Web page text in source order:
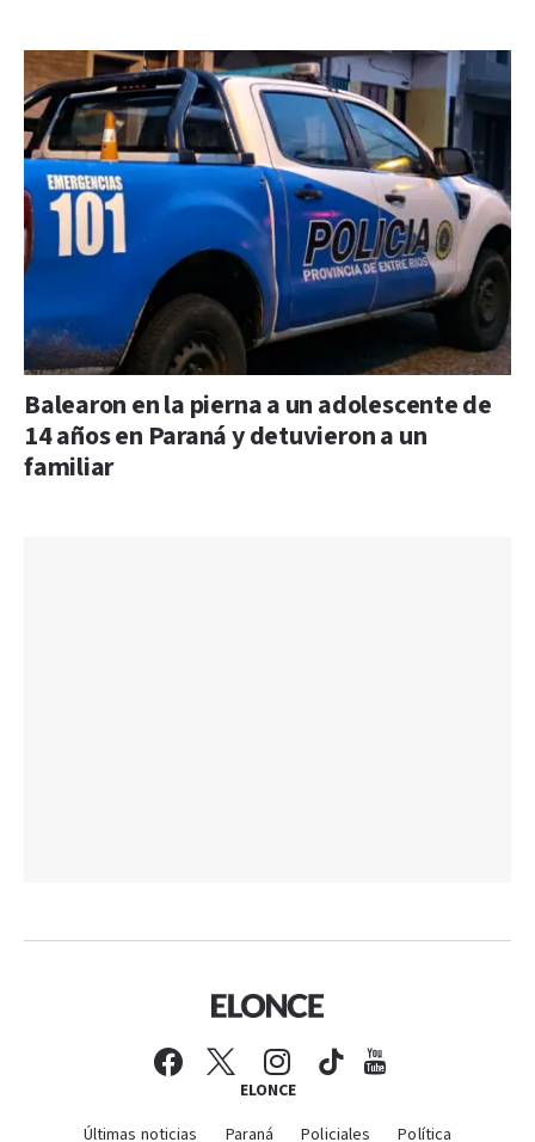
Balearon en la pierna a un adolescente de
14 años en Paraná y detuvieron a un
familiar
ELONCE
Últimas noticias Paraná Policiales Política